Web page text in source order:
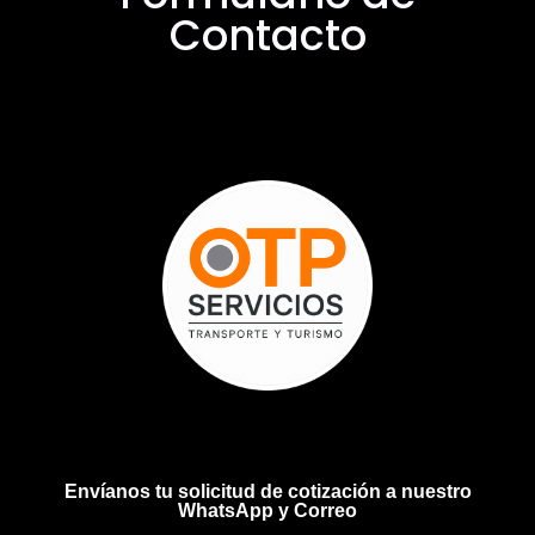
Contacto
Envíanos tu solicitud de cotización a nuestro
WhatsApp y Correo